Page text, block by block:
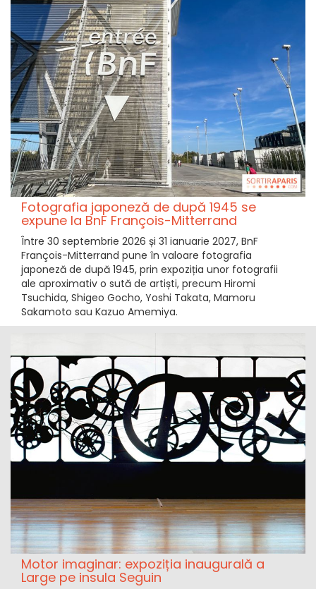
Fotografia japoneză de după 1945 se
expune la BnF François-Mitterrand
Între 30 septembrie 2026 și 31 ianuarie 2027, BnF
François-Mitterrand pune în valoare fotografia
japoneză de după 1945, prin expoziția unor fotografii
ale aproximativ o sută de artiști, precum Hiromi
Tsuchida, Shigeo Gocho, Yoshi Takata, Mamoru
Sakamoto sau Kazuo Amemiya.
Motor imaginar: expoziția inaugurală a
Large pe insula Seguin